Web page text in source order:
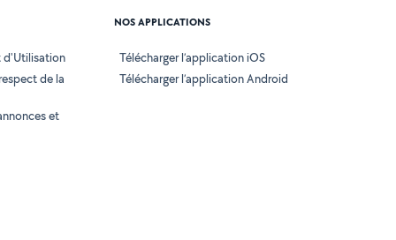
d'Utilisation
de la
et
NOS APPLICATIONS
Télécharger l’application iOS
Télécharger l’application Android